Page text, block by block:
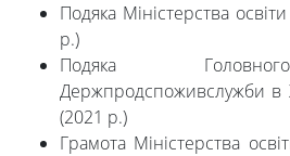
Подяка Міністерства
р.)
Подяка
Держпродспоживслужби в
(2021 р.)
Грамота Міністерства